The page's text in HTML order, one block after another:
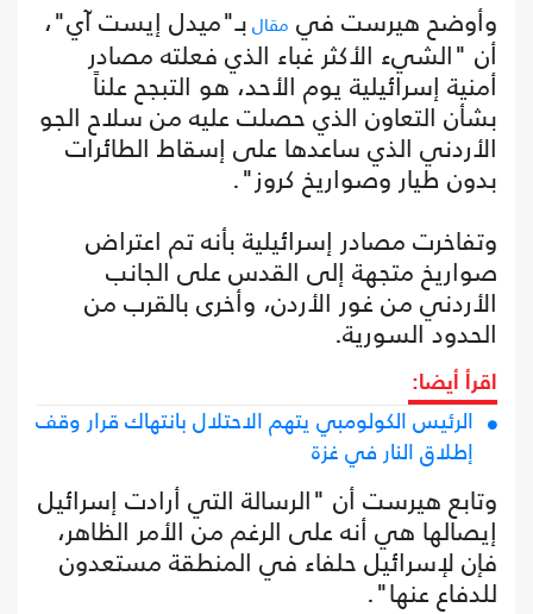
وأوضح هيرست في مقال بـ"ميدل إيست آي"،
أن "الشيء الأكثر غباء الذي فعلته مصادر
أمنية إسرائيلية يوم الأحد، هو التبجح علناً
بشأن التعاون الذي حصلت عليه من سلاح الجو
الأردني الذي ساعدها على إسقاط الطائرات
بدون طيار وصواريخ كروز".
وتفاخرت مصادر إسرائيلية بأنه تم اعتراض
صواريخ متجهة إلى القدس على الجانب
الأردني من غور الأردن، وأخرى بالقرب من
الحدود السورية.
اقرأ أيضا:
الرئيس الكولومبي يتهم الاحتلال بانتهاك قرار وقف
إطلاق النار في غزة
وتابع هيرست أن "الرسالة التي أرادت إسرائيل
إيصالها هي أنه على الرغم من الأمر الظاهر،
فإن لإسرائيل حلفاء في المنطقة مستعدون
للدفاع عنها".